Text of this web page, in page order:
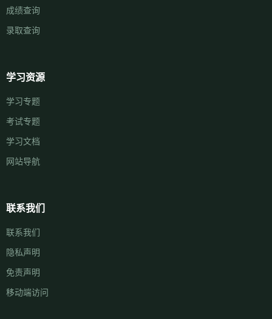
成绩查询
录取查询
学习资源
学习专题
考试专题
学习文档
网站导航
联系我们
联系我们
隐私声明
免责声明
移动端访问